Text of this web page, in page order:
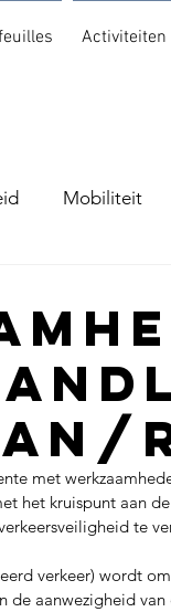
Activiteiten
Mobiliteit
met
het kruispunt aan
te
verkeer) wordt
aanwezigheid